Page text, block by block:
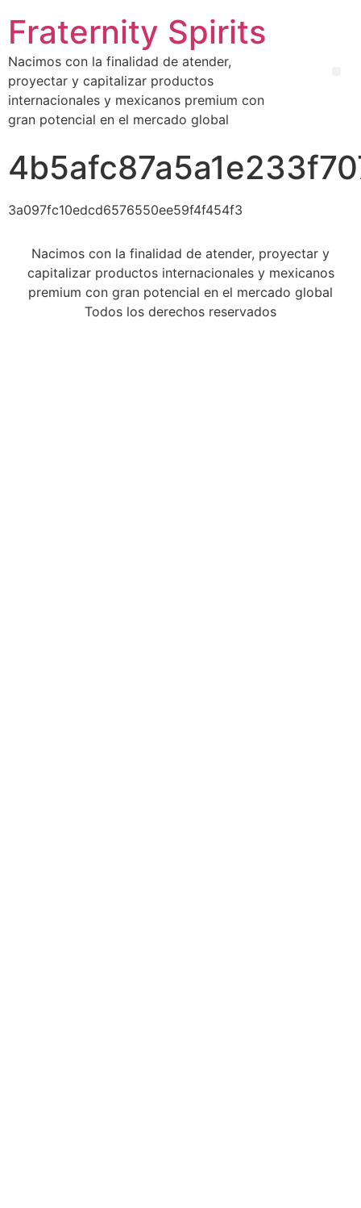
Fraternity Spirits
Nacimos con la finalidad de atender,
proyectar y capitalizar productos
internacionales y mexicanos premium con
gran potencial en el mercado global
3a097fc10edcd6576550ee59f4f454f3
Nacimos con la finalidad de atender, proyectar y
capitalizar productos internacionales y mexicanos
premium con gran potencial en el mercado global
Todos los derechos reservados